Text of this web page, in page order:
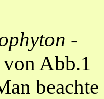
-
Abb.1
beachte